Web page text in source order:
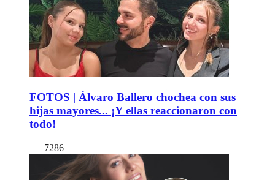
FOTOS | Álvaro Ballero chochea con sus
hijas mayores... ¡Y ellas reaccionaron con
todo!
7286